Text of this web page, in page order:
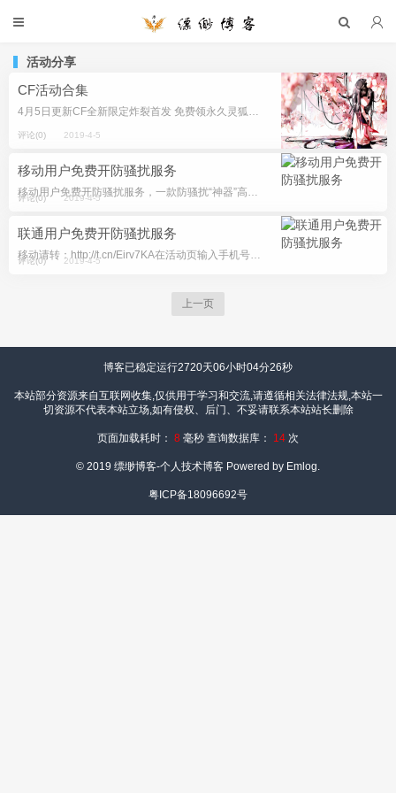
活动分享
CF活动合集
4月5日更新CF全新限定炸裂首发 免费领永久灵狐者及鲲鹏手雷等主活动地址：http://t.cn/EidOZu5电脑管家：http://t.cn/EidOV88QQ浏览器：http://t.cn/EidOSwl...
评论(0) 2019-4-5
移动用户免费开防骚扰服务
移动用户免费开防骚扰服务，一款防骚扰“神器”高频拦截骚扰电话拦截业务，使用方便免费，只要是中国移动VoLTE用户就能免费办理！开通方式：拨打10086或发送短信“KTFSR&rdquo...
评论(0) 2019-4-5
联通用户免费开防骚扰服务
移动请转：http://t.cn/Eirv7KA在活动页输入手机号和验证码即可开通取消方法：编辑短信“KT/QX”发送到10655587，根据回复短信的提示取消防骚扰提醒服务地址：http://t...
评论(0) 2019-4-5
上一页
博客已稳定运行2720天06小时04分26秒
本站部分资源来自互联网收集,仅供用于学习和交流,请遵循相关法律法规,本站一
切资源不代表本站立场,如有侵权、后门、不妥请联系本站站长删除
页面加载耗时： 8 毫秒 查询数据库： 14 次
© 2019 缥缈博客-个人技术博客 Powered by Emlog.
粤ICP备18096692号